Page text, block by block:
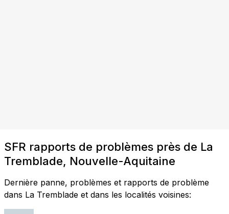
SFR rapports de problèmes près de La
Tremblade, Nouvelle-Aquitaine
Dernière panne, problèmes et rapports de problème
dans La Tremblade et dans les localités voisines: